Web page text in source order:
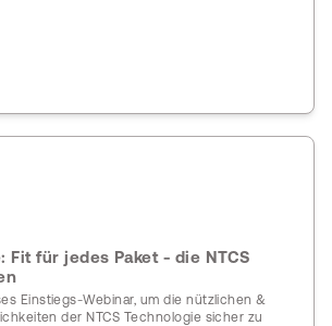
Fit für jedes Paket - die NTCS
Einstiegs-Webinar, um die nützlichen &
der NTCS Technologie sicher zu